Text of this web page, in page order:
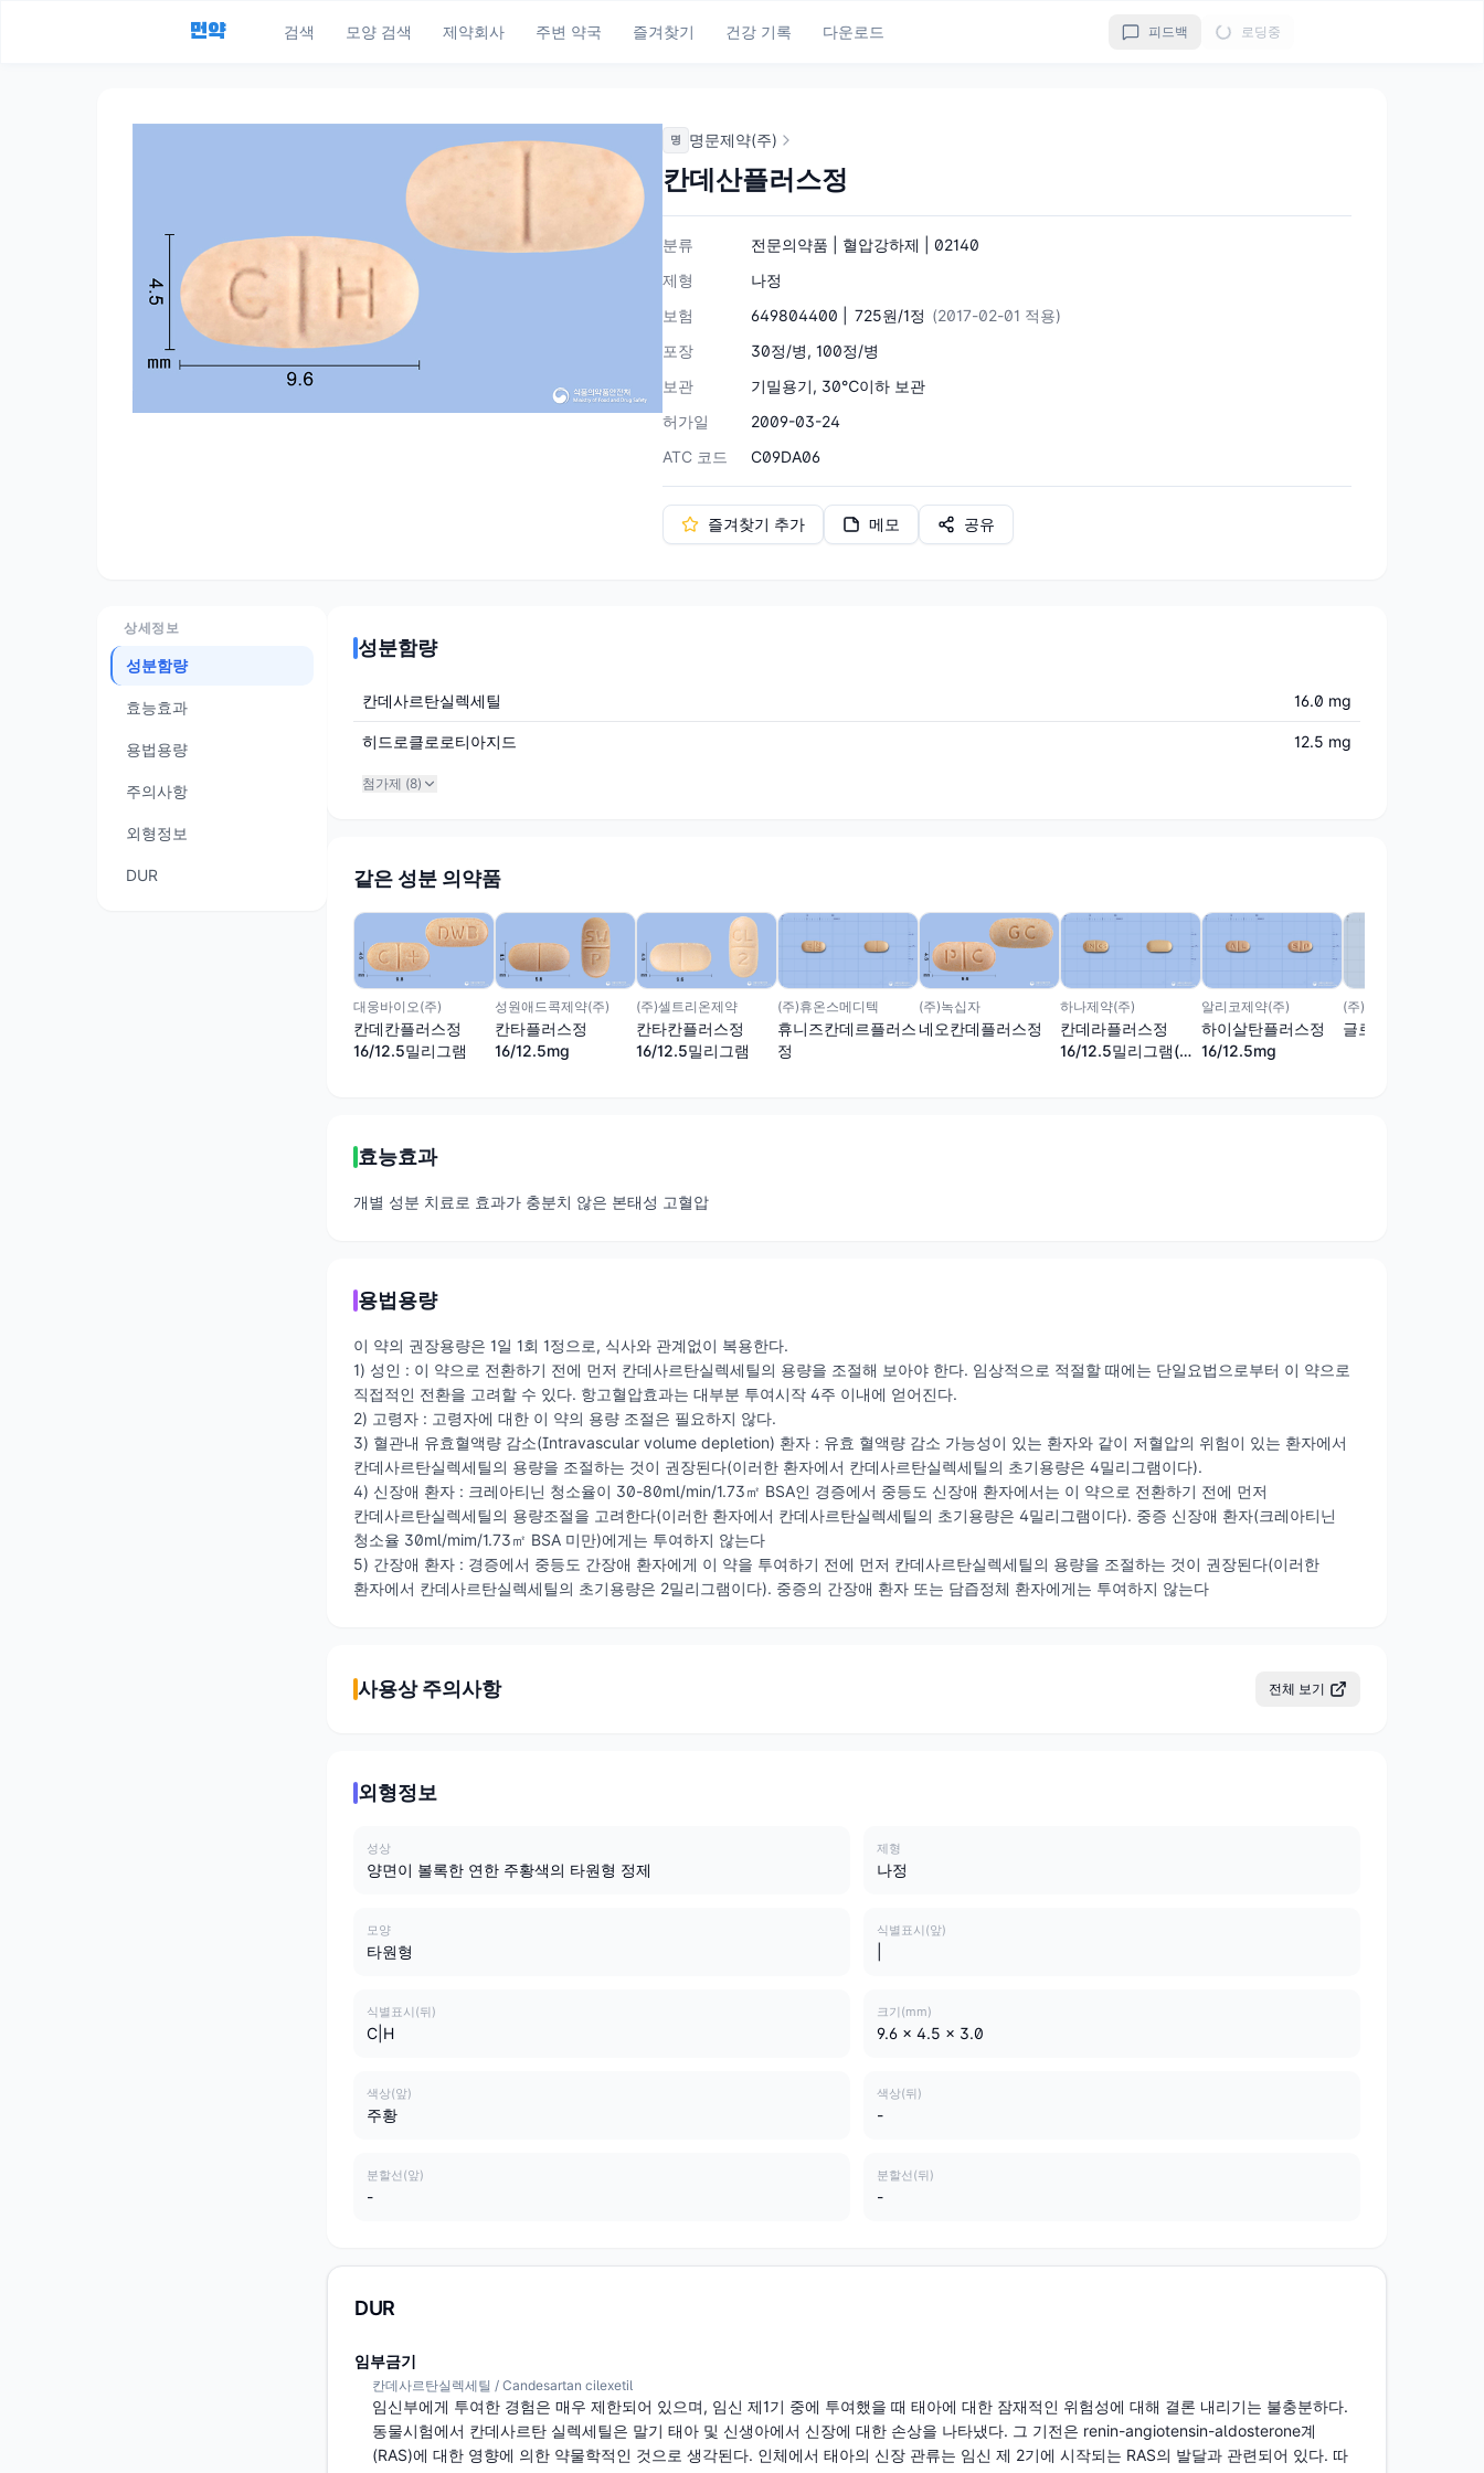
먼약 검색 모양 검색 제약회사 주변 약국 즐겨찾기 건강 기록 다운로드 피드백 로딩중
명 명문제약(주)
칸데산플러스정
분류
전문의약품 | 혈압강하제 | 02140
제형
나정
보험
649804400 | 725원/1정 (2017-02-01 적용)
포장
30정/병, 100정/병
보관
기밀용기, 30℃이하 보관
허가일
2009-03-24
ATC 코드
C09DA06
즐겨찾기 추가 메모 공유
상세정보
성분함량
효능효과
용법용량
주의사항
외형정보
DUR
성분함량
칸데사르탄실렉세틸 16.0 mg
히드로클로로티아지드 12.5 mg
첨가제 (8)
같은 성분 의약품
대웅바이오(주)
칸데칸플러스정
16/12.5밀리그램
성원애드콕제약(주)
칸타플러스정
16/12.5mg
(주)셀트리온제약
칸타칸플러스정
16/12.5밀리그램
(주)휴온스메디텍
휴니즈칸데르플러스
정
(주)녹십자
네오칸데플러스정
하나제약(주)
칸데라플러스정
16/12.5밀리그램(칸
알리코제약(주)
하이살탄플러스정
16/12.5mg
(주)킵스바이오파마
글로아타플러스정
효능효과
개별 성분 치료로 효과가 충분치 않은 본태성 고혈압
용법용량
이 약의 권장용량은 1일 1회 1정으로, 식사와 관계없이 복용한다.
1) 성인 : 이 약으로 전환하기 전에 먼저 칸데사르탄실렉세틸의 용량을 조절해 보아야 한다. 임상적으로 적절할 때에는 단일요법으로부터 이 약으로
직접적인 전환을 고려할 수 있다. 항고혈압효과는 대부분 투여시작 4주 이내에 얻어진다.
2) 고령자 : 고령자에 대한 이 약의 용량 조절은 필요하지 않다.
3) 혈관내 유효혈액량 감소(Intravascular volume depletion) 환자 : 유효 혈액량 감소 가능성이 있는 환자와 같이 저혈압의 위험이 있는 환자에서
칸데사르탄실렉세틸의 용량을 조절하는 것이 권장된다(이러한 환자에서 칸데사르탄실렉세틸의 초기용량은 4밀리그램이다).
4) 신장애 환자 : 크레아티닌 청소율이 30-80ml/min/1.73㎡ BSA인 경증에서 중등도 신장애 환자에서는 이 약으로 전환하기 전에 먼저
칸데사르탄실렉세틸의 용량조절을 고려한다(이러한 환자에서 칸데사르탄실렉세틸의 초기용량은 4밀리그램이다). 중증 신장애 환자(크레아티닌
청소율 30ml/mim/1.73㎡ BSA 미만)에게는 투여하지 않는다
5) 간장애 환자 : 경증에서 중등도 간장애 환자에게 이 약을 투여하기 전에 먼저 칸데사르탄실렉세틸의 용량을 조절하는 것이 권장된다(이러한
환자에서 칸데사르탄실렉세틸의 초기용량은 2밀리그램이다). 중증의 간장애 환자 또는 담즙정체 환자에게는 투여하지 않는다
사용상 주의사항 전체 보기
외형정보
성상
양면이 볼록한 연한 주황색의 타원형 정제
제형
나정
모양
타원형
식별표시(앞)
식별표시(뒤)
C|H
크기(mm)
9.6 x 4.5 x 3.0
색상(앞)
주황
색상(뒤)
-
분할선(앞)
-
분할선(뒤)
-
DUR
임부금기
칸데사르탄실렉세틸 / Candesartan cilexetil
임신부에게 투여한 경험은 매우 제한되어 있으며, 임신 제1기 중에 투여했을 때 태아에 대한 잠재적인 위험성에 대해 결론 내리기는 불충분하다.
동물시험에서 칸데사르탄 실렉세틸은 말기 태아 및 신생아에서 신장에 대한 손상을 나타냈다. 그 기전은 renin-angiotensin-aldosterone계
(RAS)에 대한 영향에 의한 약물학적인 것으로 생각된다. 인체에서 태아의 신장 관류는 임신 제 2기에 시작되는 RAS의 발달과 관련되어 있다. 따